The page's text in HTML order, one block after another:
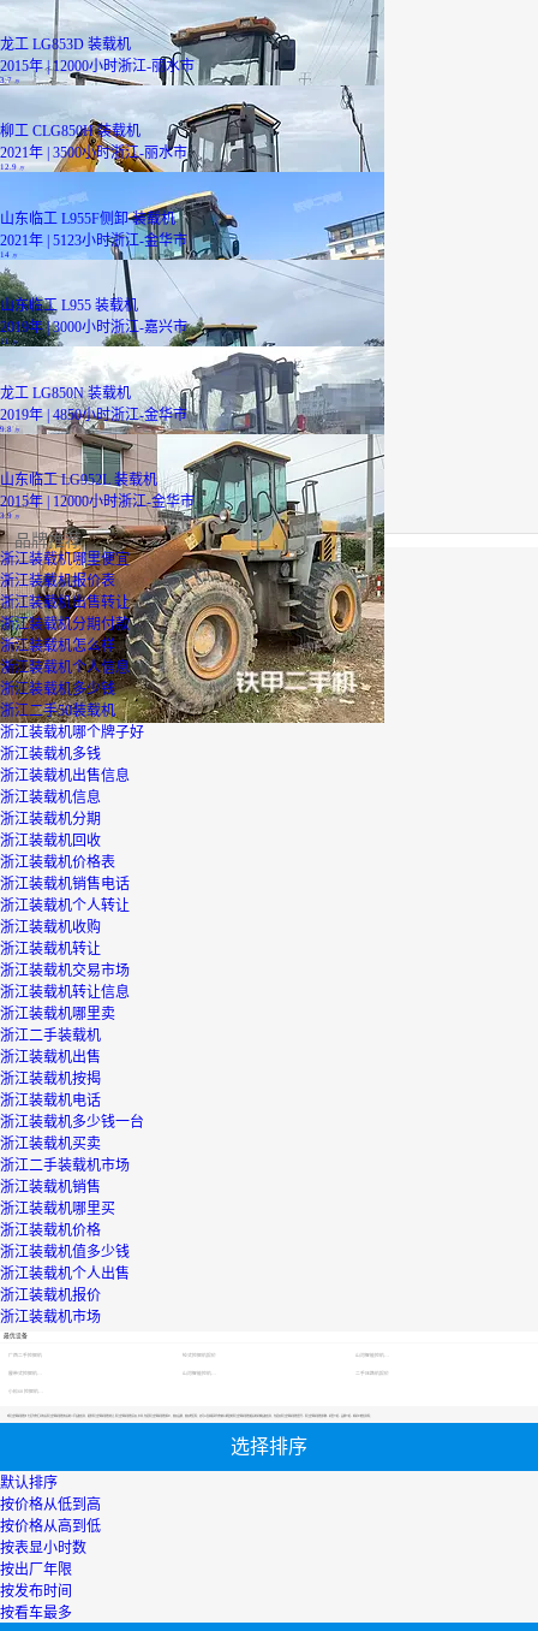
龙工 LG853D 装载机
2015年 | 12000小时浙江-丽水市
3.7万
柳工 CLG850H 装载机
2021年 | 3500小时浙江-丽水市
12.9 万
山东临工 L955F侧卸 装载机
2021年 | 5123小时浙江-金华市
14
山东临工 L955 装载机
2019年 | 3000小时浙江-嘉兴市
11万
龙工 LG850N 装载机
2019年 | 4850小时浙江-金华市
9.8
山东临工 LG952L 装载机
2015年 | 12000小时浙江-金华市
3.9 万
品牌推荐
浙江装载机哪里便宜
浙江装载机报价表
浙江装载机出售转让
浙江装载机分期付款
浙江装载机怎么样
浙江装载机个人信息
浙江装载机多少钱
浙江二手50装载机
浙江装载机哪个牌子好
浙江装载机多钱
浙江装载机出售信息
浙江装载机信息
浙江装载机分期
浙江装载机回收
浙江装载机价格表
浙江装载机销售电话
浙江装载机个人转让
浙江装载机收购
浙江装载机转让
浙江装载机交易市场
浙江装载机转让信息
浙江装载机哪里卖
浙江二手装载机
浙江装载机出售
浙江装载机按揭
浙江装载机电话
浙江装载机多少钱一台
浙江装载机买卖
浙江二手装载机市场
浙江装载机销售
浙江装载机哪里买
浙江装载机价格
浙江装载机值多少钱
浙江装载机个人出售
浙江装载机报价
浙江装载机市场
最优设备
广西二手挖掘机 轮式挖掘机报价
二手压路机报价
【浙江装载机销售】专区为您汇总有关浙江装载机销售有关的二手设备信息，提供浙江装载机销售转让,浙江装载机销售买卖,市场,包括浙江装载机销售报价，热卖品牌，热卖地区等；还可以直接看到为您精心挑选的浙江装载机销售相关的机械设备信息，包括其浙江装载机销售型号、浙江装载机销售参数、机型介绍、品牌介绍、新机价格信息等；
选择排序
默认排序
按价格从低到高
按价格从高到低
按表显小时数
按出厂年限
按发布时间
按看车最多